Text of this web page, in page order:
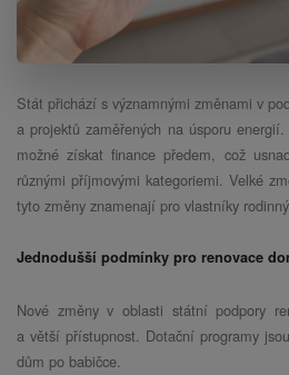
Stát přichází s významnými změnami v
a projektů zaměřených na úsporu
možné získat finance předem, což
různými příjmovými kategoriemi. Velké
tyto změny znamenají pro vlastníky
Jednodušší podmínky pro renovace
Nové změny v oblasti státní podpory
a větší přístupnost. Dotační programy
dům po babičce.